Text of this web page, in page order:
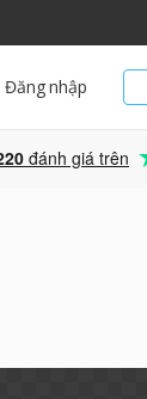
Đăng nhập
đánh giá trên